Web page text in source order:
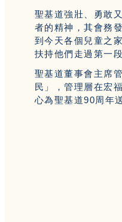
聖基道強壯、勇敢
者的精神，其會務
到今天各個兒童之
扶持他們走過第一
聖基道董事會主席
民」，管理層在宏
心為聖基道90周年